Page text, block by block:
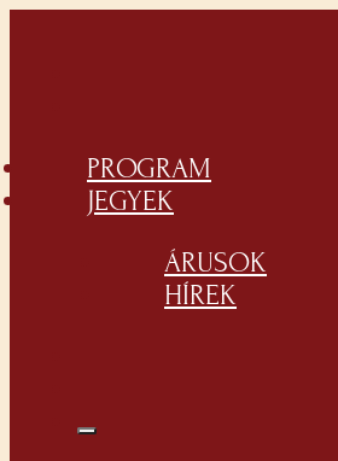
PROGRAM
JEGYEK
ÁRUSOK
HÍREK